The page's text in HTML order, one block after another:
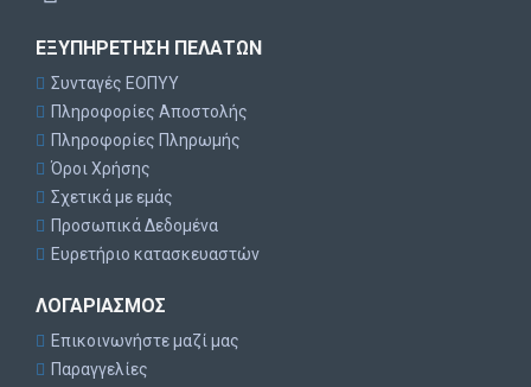
ΕΞΥΠΗΡΈΤΗΣΗ ΠΕΛΑΤΏΝ
Συνταγές ΕΟΠΥΥ
Πληροφορίες Αποστολής
Πληροφορίες Πληρωμής
Όροι Χρήσης
Σχετικά με εμάς
Προσωπικά Δεδομένα
Ευρετήριο κατασκευαστών
ΛΟΓΑΡΙΑΣΜΌΣ
Επικοινωνήστε μαζί μας
Παραγγελίες